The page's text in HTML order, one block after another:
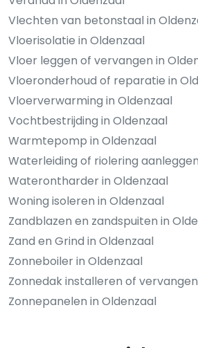
Vlechten van betonstaal in
Vloerisolatie in Oldenzaal
Vloer leggen of vervangen in
Vloeronderhoud of reparatie in
Vloerverwarming in Oldenzaal
Vochtbestrijding in Oldenzaal
Warmtepomp in Oldenzaal
Waterleiding of riolering
Waterontharder in Oldenzaal
Woning isoleren in Oldenzaal
Zandblazen en zandspuiten in
Zand en Grind in Oldenzaal
Zonneboiler in Oldenzaal
Zonnedak installeren of
Zonnepanelen in Oldenzaal